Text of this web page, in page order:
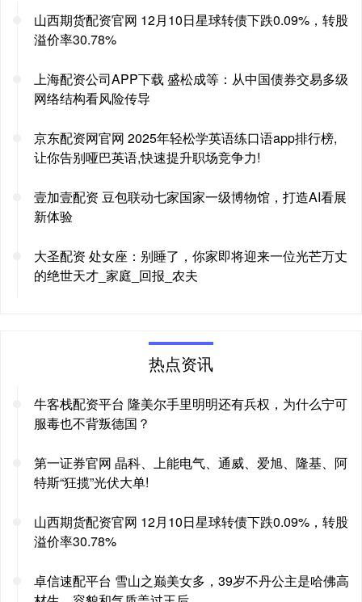
山西期货配资官网 12月10日星球转债下跌0.09%，转股
溢价率30.78%
上海配资公司APP下载 盛松成等：从中国债券交易多级
网络结构看风险传导
京东配资网官网 2025年轻松学英语练口语app排行榜,
让你告别哑巴英语,快速提升职场竞争力!
壹加壹配资 豆包联动七家国家一级博物馆，打造AI看展
新体验
大圣配资 处女座：别睡了，你家即将迎来一位光芒万丈
的绝世天才_家庭_回报_农夫
热点资讯
牛客栈配资平台 隆美尔手里明明还有兵权，为什么宁可
服毒也不背叛德国？
第一证券官网 晶科、上能电气、通威、爱旭、隆基、阿
特斯“狂揽”光伏大单!
山西期货配资官网 12月10日星球转债下跌0.09%，转股
溢价率30.78%
卓信速配平台 雪山之巅美女多，39岁不丹公主是哈佛高